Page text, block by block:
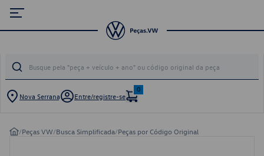
Nova Serrana Entre/registre-se
0
/Peças VW/Busca Simplificada/Peças por Código Original